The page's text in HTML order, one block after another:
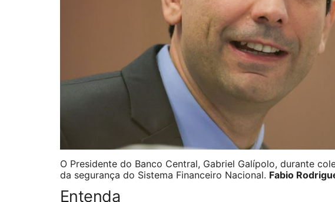
O Presidente do Banco Central, Gabriel Galípolo, durante
da segurança do Sistema Financeiro Nacional. Fabio
Entenda